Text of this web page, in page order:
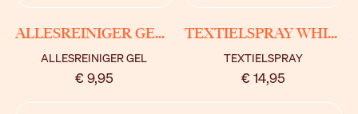
ALLESREINIGER GEL
€ 9,95
ALLESREINIGER GEL WHITE MUSK
TEXTIELSPRAY
€ 14,95
TEXTIELSPRAY WHITE MUSK